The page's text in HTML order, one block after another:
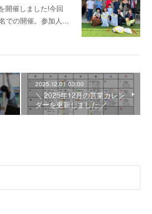
開催しました!今回
での開催。参加人…
2025.12.01 03:00
＼ 2025年12月の営業カレン
ダーを更新しました ／